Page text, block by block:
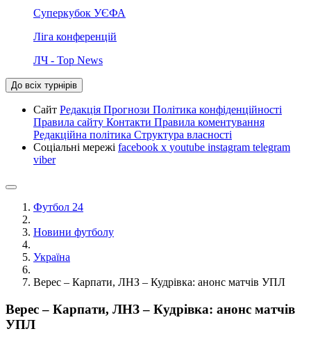
Суперкубок УЄФА
Ліга конференцій
ЛЧ - Top News
До всіх турнірів
Сайт Редакція Прогнози Політика конфіденційності
Правила сайту Контакти Правила коментування
Редакційна політика Структура власності
Соціальні мережі facebook x youtube instagram telegram
viber
Футбол 24
Новини футболу
Україна
Верес – Карпати, ЛНЗ – Кудрівка: анонс матчів УПЛ
Верес – Карпати, ЛНЗ – Кудрівка: анонс матчів
УПЛ